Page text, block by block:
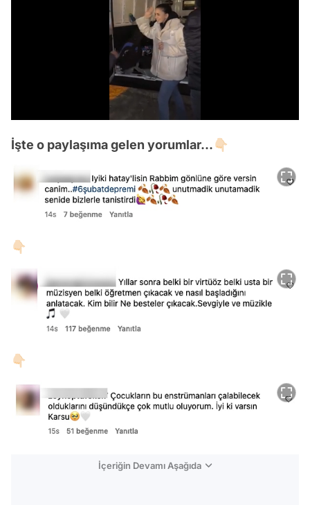
İşte o paylaşıma gelen yorumlar...👇🏻
👇🏻
👇🏻
İçeriğin Devamı Aşağıda